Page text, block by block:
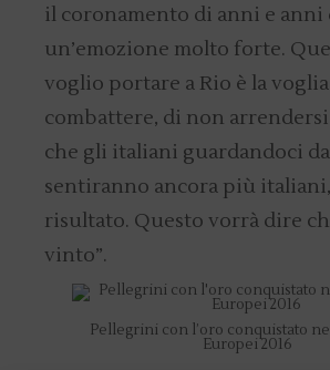
il coronamento di anni e anni
un’emozione molto forte.
voglio portare a Rio è la
combattere, di non
che gli italiani guardandoci da
sentiranno ancora più
risultato. Questo vorrà dire
vinto”.
Pellegrini con l’oro conquistato
Europei 2016